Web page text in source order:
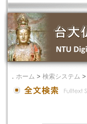
． ホーム > 検索システム >